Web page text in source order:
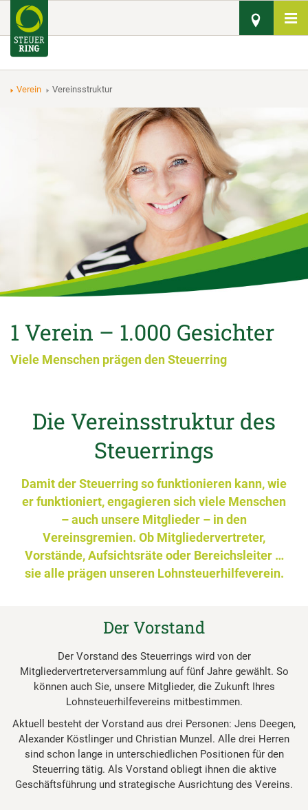
Verein Vereinsstruktur
1 Verein – 1.000 Gesichter
Viele Menschen prägen den Steuerring
Die Vereinsstruktur des
Steuerrings
Damit der Steuerring so funktionieren kann, wie
er funktioniert, engagieren sich viele Menschen
– auch unsere Mitglieder – in den
Vereinsgremien. Ob Mitgliedervertreter,
Vorstände, Aufsichtsräte oder Bereichsleiter …
sie alle prägen unseren Lohnsteuerhilfeverein.
Der Vorstand
Der Vorstand des Steuerrings wird von der
Mitgliedervertreterversammlung auf fünf Jahre gewählt. So
können auch Sie, unsere Mitglieder, die Zukunft Ihres
Lohnsteuerhilfevereins mitbestimmen.
Aktuell besteht der Vorstand aus drei Personen: Jens Deegen,
Alexander Köstlinger und Christian Munzel. Alle drei Herren
sind schon lange in unterschiedlichen Positionen für den
Steuerring tätig. Als Vorstand obliegt ihnen die aktive
Geschäftsführung und strategische Ausrichtung des Vereins.